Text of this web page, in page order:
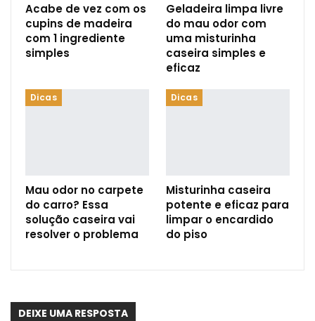
Acabe de vez com os
cupins de madeira
com 1 ingrediente
simples
Geladeira limpa livre
do mau odor com
uma misturinha
caseira simples e
eficaz
Dicas
Mau odor no carpete
do carro? Essa
solução caseira vai
resolver o problema
Dicas
Misturinha caseira
potente e eficaz para
limpar o encardido
do piso
DEIXE UMA RESPOSTA